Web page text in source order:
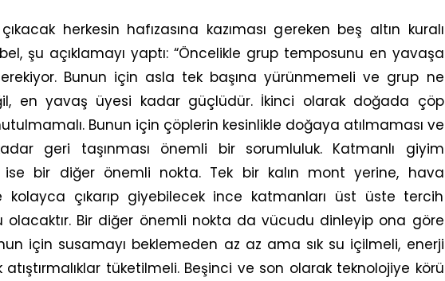
herkesin hafızasına kazıması gereken beş altın kuralı
şu açıklamayı yaptı: “Öncelikle grup temposunu en yavaşa
Bunun için asla tek başına yürünmemeli ve grup ne
en yavaş üyesi kadar güçlüdür. İkinci olarak doğada çöp
Bunun için çöplerin kesinlikle doğaya atılmaması ve
geri taşınması önemli bir sorumluluk. Katmanlı giyim
ise bir diğer önemli nokta. Tek bir kalın mont yerine, hava
kolayca çıkarıp giyebilecek ince katmanları üst üste tercih
Bir diğer önemli nokta da vücudu dinleyip ona göre
için susamayı beklemeden az az ama sık su içilmeli, enerji
tüketilmeli. Beşinci ve son olarak teknolojiye körü